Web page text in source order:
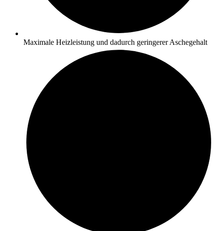
Maximale Heizleistung und dadurch geringerer Aschegehalt